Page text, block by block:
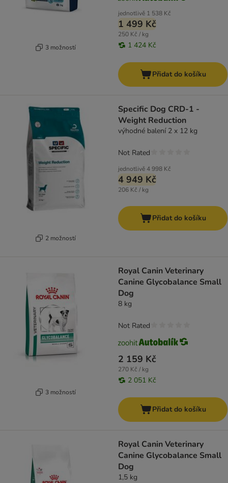
3 možností
jednotlivě 1 538 Kč
1 499 Kč
250 Kč / kg
1 424 Kč
Přidat do košíku
2 možností
Specific Dog CRD-1 -
Weight Reduction
výhodné balení 2 x 12 kg
jednotlivě4 998 Kč
4 949 Kč
206 Kč / kg
Not Rated
Přidat do košíku
3 možností
Royal Canin Veterinary
Canine Glycobalance Small
Dog
8 kg
2 159 Kč
270 Kč / kg
2 051 Kč
Not Rated
Přidat do košíku
Royal Canin Veterinary
Canine Glycobalance Small
Dog
1,5 kg